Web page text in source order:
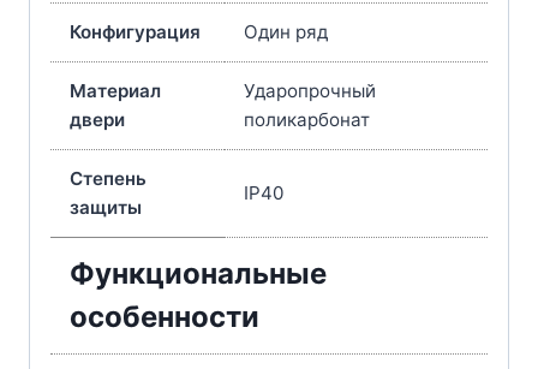
Конфигурация Один ряд
Материал
двери
Ударопрочный
поликарбонат
Степень
защиты
IP40
Функциональные
особенности